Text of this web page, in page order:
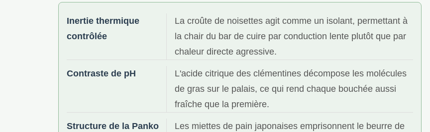
Inertie thermique
contrôlée
La croûte de noisettes agit comme un isolant, permettant à
la chair du bar de cuire par conduction lente plutôt que par
chaleur directe agressive.
Contraste de pH
L'acide citrique des clémentines décompose les molécules
de gras sur le palais, ce qui rend chaque bouchée aussi
fraîche que la première.
Structure de la Panko
Les miettes de pain japonaises emprisonnent le beurre de